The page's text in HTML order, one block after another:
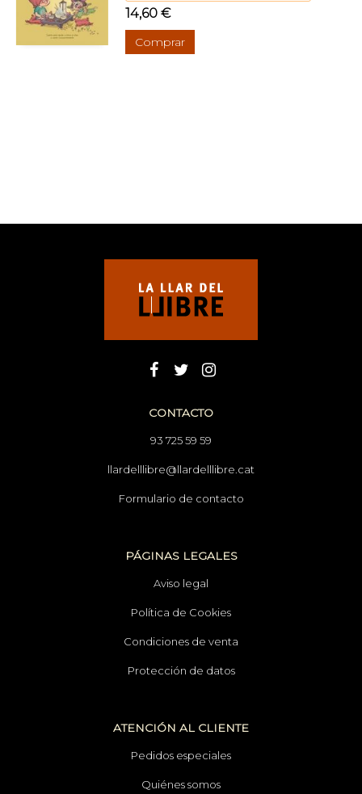
14,60 €
Comprar
CONTACTO
93 725 59 59
llardelllibre@llardelllibre.cat
Formulario de contacto
PÁGINAS LEGALES
Aviso legal
Política de Cookies
Condiciones de venta
Protección de datos
ATENCIÓN AL CLIENTE
Pedidos especiales
Quiénes somos